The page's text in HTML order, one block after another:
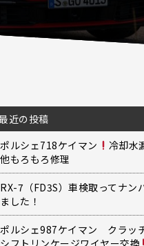
近の投稿
ポルシェ718ケイマン
冷却水
他もろもろ修理
RX-7（FD3S）車検取ってナン
ました！
ポルシェ987ケイマン クラッ
シフトリンケージワイヤー交換